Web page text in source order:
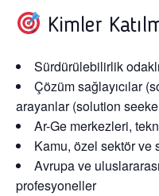
Kimler
Sürdürülebilirlik odaklı
Çözüm sağlayıcılar
arayanlar (solution
Ar-Ge merkezleri,
Kamu, özel sektör ve
Avrupa ve
profesyoneller